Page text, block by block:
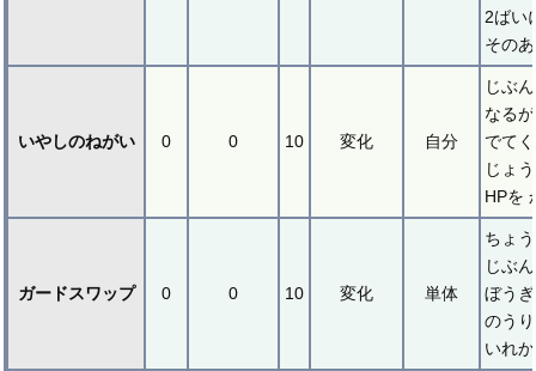
2ばい
その
いやしのねがい 0 0 10 変化 自分
じぶ
なる
でて
じょ
HPを
ガードスワップ 0 0 10 変化 単体
ちょ
じぶ
ぼう
のう
いれ